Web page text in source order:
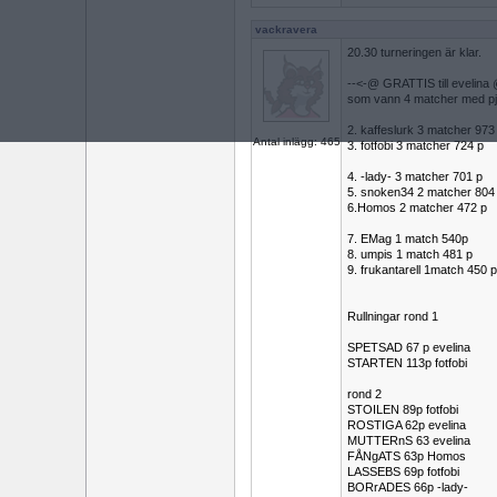
vackravera
Antal inlägg: 465
20.30 turneringen är klar.
--<-@ GRATTIS till evelina
som vann 4 matcher med
2. kaffeslurk 3 matcher 973
3. fotfobi 3 matcher 724 p
4. -lady- 3 matcher 701 p
5. snoken34 2 matcher 804
6.Homos 2 matcher 472 p
7. EMag 1 match 540p
8. umpis 1 match 481 p
9. frukantarell 1match 450 p
Rullningar rond 1
SPETSAD 67 p evelina
STARTEN 113p fotfobi
rond 2
STOILEN 89p fotfobi
ROSTIGA 62p evelina
MUTTERnS 63 evelina
FÅNgATS 63p Homos
LASSEBS 69p fotfobi
BORrADES 66p -lady-